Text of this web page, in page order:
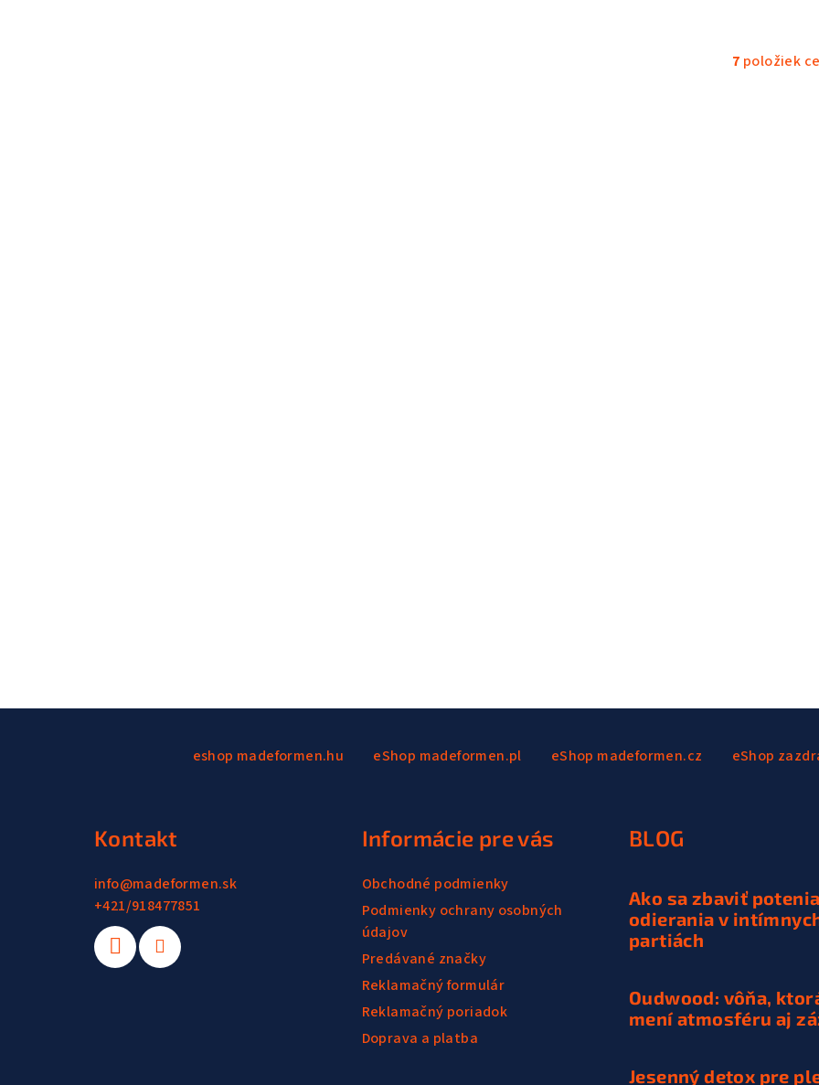
O
7 položiek
eshop madeformen.hu eShop madeformen.pl eShop madeformen.cz eShop
Kontakt
info@madeformen.sk
+421/918477851
Informácie pre vás
Obchodné podmienky
Podmienky ochrany osobných
údajov
Predávané značky
Reklamačný formulár
Reklamačný poriadok
Doprava a platba
BLOG
Ako sa zbaviť
odierania v
partiách
Oudwood: vôňa,
mení atmosféru aj
Jesenný detox pre